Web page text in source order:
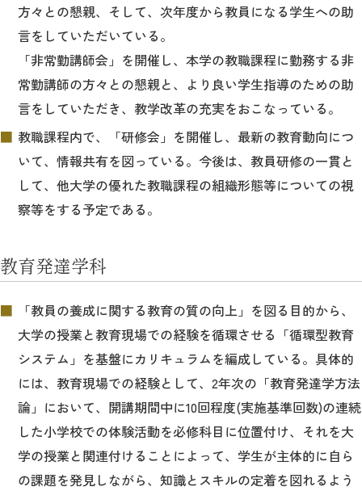
方々との懇親、そして、次年度から教員になる学生への助
言をしていただいている。
「非常勤講師会」を開催し、本学の教職課程に勤務する非
常勤講師の方々との懇親と、より良い学生指導のための助
言をしていただき、教学改革の充実をおこなっている。
教職課程内で、「研修会」を開催し、最新の教育動向につ
いて、情報共有を図っている。今後は、教員研修の一貫と
して、他大学の優れた教職課程の組織形態等についての視
察等をする予定である。
教育発達学科
「教員の養成に関する教育の質の向上」を図る目的から、
大学の授業と教育現場での経験を循環させる「循環型教育
システム」を基盤にカリキュラムを編成している。具体的
には、教育現場での経験として、2年次の「教育発達学方法
論」において、開講期間中に10回程度(実施基準回数)の連続
した小学校での体験活動を必修科目に位置付け、それを大
学の授業と関連付けることによって、学生が主体的に自ら
の課題を発見しながら、知識とスキルの定着を図れるよう